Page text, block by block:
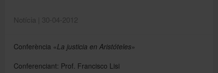
Notícia | 30-04-2012
Conferència «La justicia en Aristóteles»
Conferenciant: Prof. Francisco Lisi